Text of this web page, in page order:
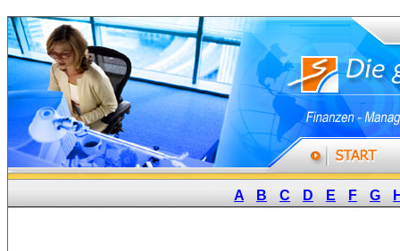
A B C D E F G